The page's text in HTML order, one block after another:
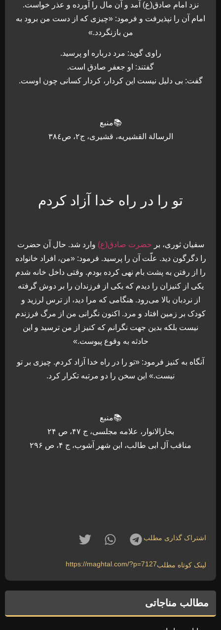
مطالب مناجاتی
نزد امام صادق(ع) آمد و آن مال را آورده و عذر خواست.
امام آن را نپذیرفت و فرمود: «چیزی که از دست من برود به
من بازنگردد.»
راوی گوید: مرد درباره او پرسید.
گفتند: او جعفر صادق است.
گفت: بی دلیل نیست این کردار، کردار کسانی چون اوست.
📚منبع
الرسالة القشيريه، قشیری، ج٢، ص٣٨٤
تو را در راه خدا آزاد کردم
سفیان ثوری، بر حضرت صادق(ع) وارد شد. حال آن حضرت
را دگرگون دید. علّت آن را پرسید. فرمود: «من، افراد خانواده
را از رفتن به پشت بام نهی کرده بودم. وقتی داخل خانه شدم
یکی از کنیزان را دیدم که یکی از فرزندان را بر دوش گرفته
از نردبان بالا می‌رود. هنگامی که مرا دید، از ترس لرزید و
کودک بر زمین افتاد و مرد. اکنون نگرانی من از مرگ فرزندم
نیست بلکه بدین جهت نگرانم که کنیز از من ترسید و این
حادثه به وقوع پیوست.»
آنگاه به کنیز فرمود: «تو را در راه خدا آزاد کردم. چیزی بر تو
نیست.» این سخن را دو مرتبه تکرار کرد.
📚منبع
بحارالانوار، علامه مجلسی، ج ۴۷، ص ۲۴
مناقب آل ابی طالب، ابن شهر آشوب، ج ۴، ص ۲۹۶
اشتراک گذاری مطلب
لینک کوتاه مطلبhttps://maghtal.com/?p=7127